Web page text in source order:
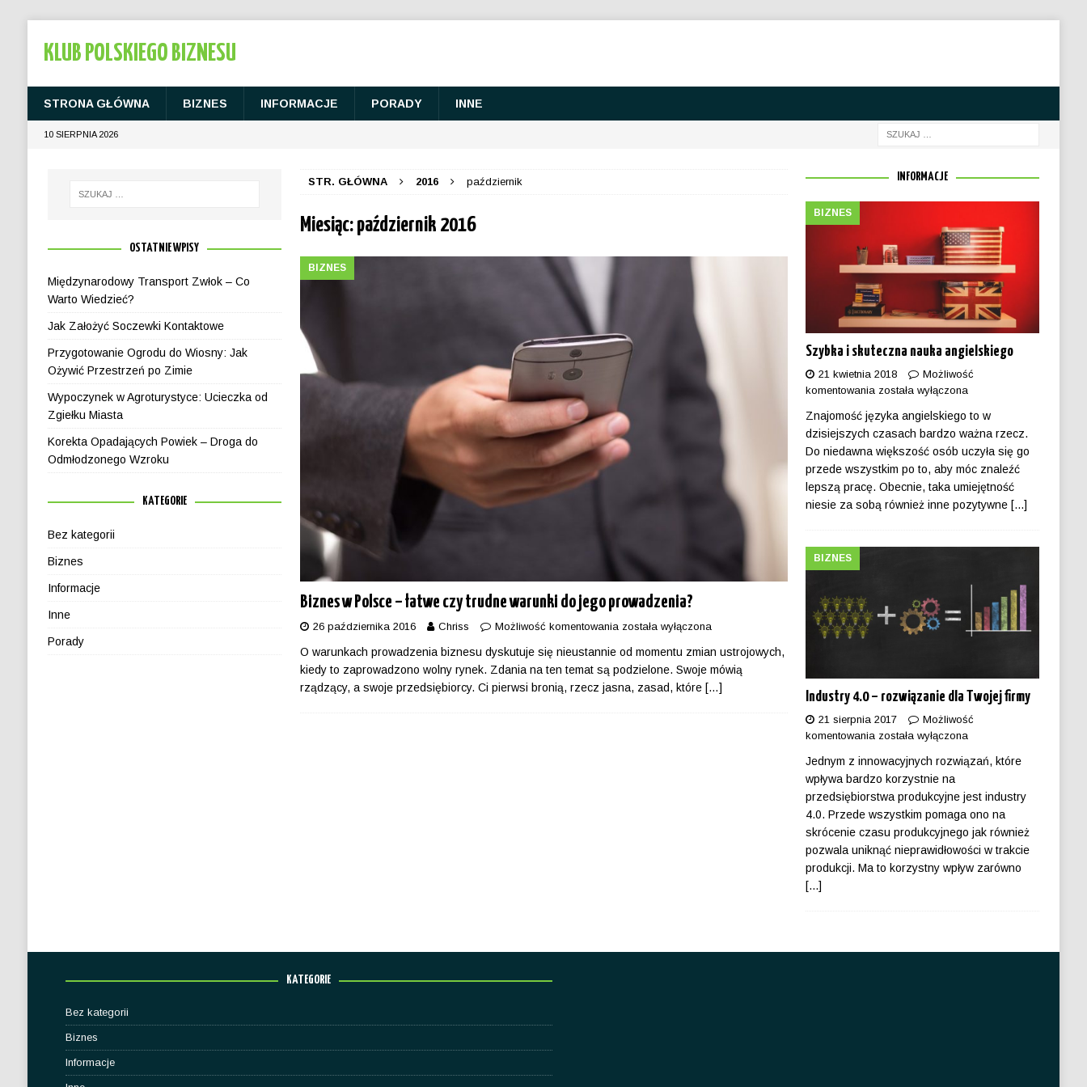
KLUB POLSKIEGO BIZNESU
STRONA GŁÓWNA BIZNES INFORMACJE PORADY INNE
10 SIERPNIA 2026
STR. GŁÓWNA 2016 październik
Miesiąc:październik 2016
BIZNES
Biznes w Polsce – łatwe czy trudne warunki do jego prowadzenia?
26 października 2016 Chriss Możliwość komentowania została wyłączona
O warunkach prowadzenia biznesu dyskutuje się nieustannie od momentu zmian ustrojowych,
kiedy to zaprowadzono wolny rynek. Zdania na ten temat są podzielone. Swoje mówią
rządzący, a swoje przedsiębiorcy. Ci pierwsi bronią, rzecz jasna, zasad, które[…]
OSTATNIE WPISY
Międzynarodowy Transport Zwłok – Co
Warto Wiedzieć?
Jak Założyć Soczewki Kontaktowe
Przygotowanie Ogrodu do Wiosny: Jak
Ożywić Przestrzeń po Zimie
Wypoczynek w Agroturystyce: Ucieczka od
Zgiełku Miasta
Korekta Opadających Powiek – Droga do
Odmłodzonego Wzroku
KATEGORIE
Bez kategorii
Biznes
Informacje
Inne
Porady
INFORMACJE
Szybka i skuteczna nauka angielskiego
BIZNES
21 kwietnia 2018
Możliwość
komentowania została wyłączona
Znajomość języka angielskiego to w
dzisiejszych czasach bardzo ważna rzecz.
Do niedawna większość osób uczyła się go
przede wszystkim po to, aby móc znaleźć
lepszą pracę. Obecnie, taka umiejętność
niesie za sobą również inne pozytywne [...]
Industry 4.0 – rozwiązanie dla Twojej firmy
BIZNES
21 sierpnia 2017
Możliwość
komentowania została wyłączona
Jednym z innowacyjnych rozwiązań, które
wpływa bardzo korzystnie na
przedsiębiorstwa produkcyjne jest industry
4.0. Przede wszystkim pomaga ono na
skrócenie czasu produkcyjnego jak również
pozwala uniknąć nieprawidłowości w trakcie
produkcji. Ma to korzystny wpływ zarówno
[...]
KATEGORIE
Bez kategorii
Biznes
Informacje